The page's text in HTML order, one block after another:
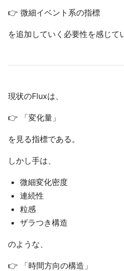
👉 微細イベント系の指標
を追加していく必要性を感じて
現状のFluxは、
👉 「変化量」
を見る指標である。
しかし手は、
微細変化密度
連続性
粒感
ザラつき構造
のような、
👉 「時間方向の構造」